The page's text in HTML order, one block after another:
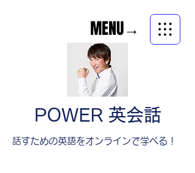
MENU→
POWER 英会話
​話すための英語をオンラインで学べる！